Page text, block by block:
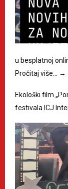
u besplatnoj
Pročitaj više…
→
Ekološki film
festivala ICJ